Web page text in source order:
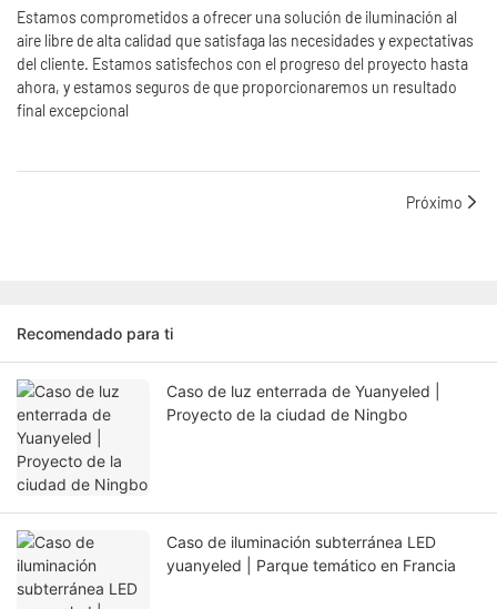
Estamos comprometidos a ofrecer una solución de iluminación al
aire libre de alta calidad que satisfaga las necesidades y expectativas
del cliente. Estamos satisfechos con el progreso del proyecto hasta
ahora, y estamos seguros de que proporcionaremos un resultado
final excepcional
Próximo
Recomendado para ti
Caso de luz enterrada de Yuanyeled |
Proyecto de la ciudad de Ningbo
Caso de iluminación subterránea LED
yuanyeled | Parque temático en Francia